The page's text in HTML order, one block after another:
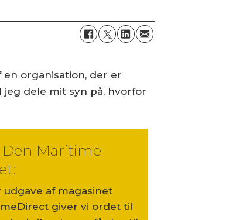
organisation, der er
dele mit syn på, hvorfor
Maritime
udgave af magasinet
giver vi ordet til